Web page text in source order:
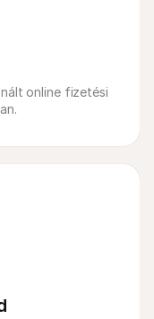
online fizetési